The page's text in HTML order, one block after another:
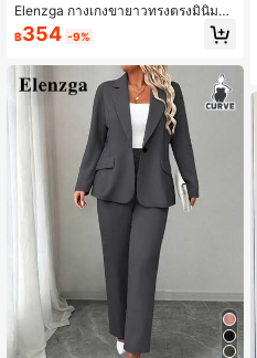
Elenzga กางเกงขายาวทรงตรงมินิมอล
อเนกประสงค์สำหรับผู้หญิง เหมาะสำหรั
บใส่ไปทำงาน
฿354 -9%